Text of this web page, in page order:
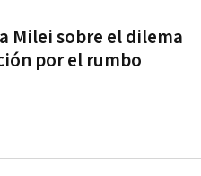
Milei sobre el dilema
por el rumbo